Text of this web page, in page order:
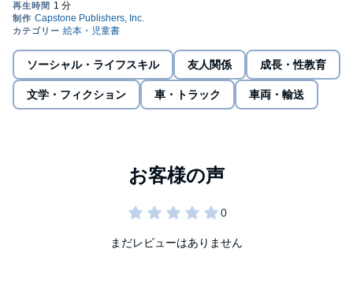
ソーシャル・ライフスキル 友人関係 成長・性教育
文学・フィクション 車・トラック 車両・輸送
まだレビューはありません